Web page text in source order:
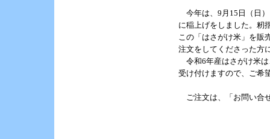
今年は、9月15日（日
に稲上げをしました。
この「はさがけ米」を販
注文をしてくださった方
令和6年産はさがけ米は
受け付けますので、ご希
ご注文は、「お問い合